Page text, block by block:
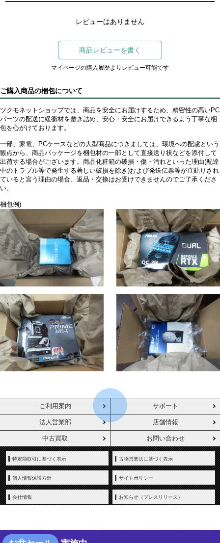
レビューはありません
商品レビューを書く
マイページの購入履歴よりレビュー可能です
ご購入商品の梱包について
ツクモネットショップでは、商品を安全にお届けするため、精密性の高いPC
パーツの配送に緩衝材を敷き詰め、安心・安全にお届けできるよう丁寧な梱
包を心がけております。
一部、家電、PCケースなどの大型商品につきましては、環境への配慮という
観点から、商品パッケージを梱包材の一部として直接送り状などを添付して
出荷する場合がございます。商品化粧箱の破損・傷・汚れといった理由(配達
中のトラブル等で発生する著しい破損を除き)および発送伝票等が直貼りされ
ていると言う理由の場合、返品・交換はお受けできませんのでご了承くださ
い。
梱包例)
ご利用案内 サポート
法人営業部 店舗情報
中古買取 お問い合わせ
特定商取引に基づく表示 古物営業法に基づく表示
個人情報保護方針 サイトポリシー
会社情報 お知らせ（プレスリリース）